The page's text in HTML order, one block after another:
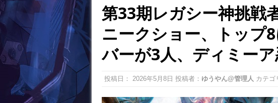
第33期レガシー神挑戦
ニークショー、トップ
バーが3人、ディミー
投稿日： 2026年5月8日 投稿者： ゆうやん@管理人 カテゴ